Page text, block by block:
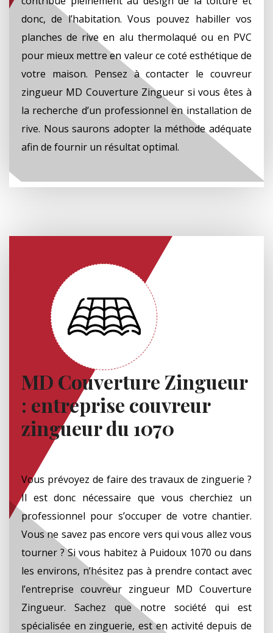
donc, de l’habitation. Vous pouvez habiller vos
planches de rive en alu thermolaqué ou en PVC
pour mieux mettre en valeur ce coté esthétique de
votre maison. Pensez à contacter le couvreur
zingueur MD Couverture Zingueur si vous êtes à
la recherche d’un professionnel en installation de
rive. Nous saurons adopter la méthode adéquate
afin de fournir un résultat optimal.
MD Couverture Zingueur
: entreprise couvreur
zingueur du 1070
Vous prévoyez de faire des travaux de zinguerie ?
Il est donc nécessaire que vous cherchiez un
professionnel pour s’occuper de votre chantier.
Vous ne savez pas encore vers qui vous allez vous
tourner ? Si vous habitez à Puidoux 1070 ou dans
les environs, n’hésitez pas à prendre contact avec
l’entreprise couvreur zingueur MD Couverture
Zingueur. Sachez que notre société qui est
spécialisée en zinguerie, est en activité depuis de